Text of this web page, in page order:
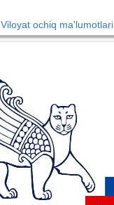
Viloyat ochiq ma'lumotlari